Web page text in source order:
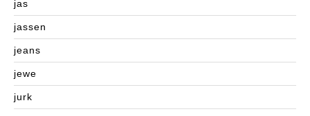
jas
jassen
jeans
jewe
jurk